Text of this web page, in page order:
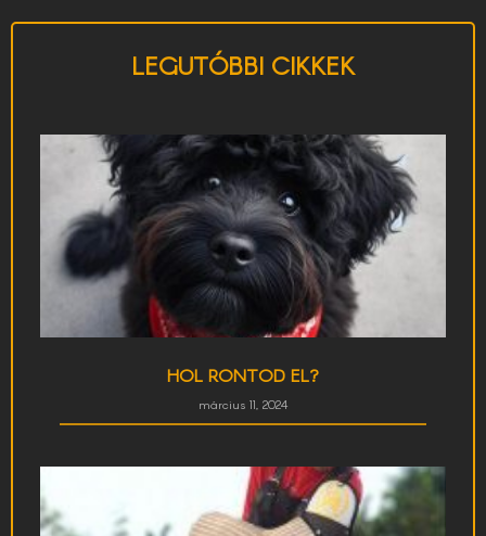
LEGUTÓBBI CIKKEK
HOL RONTOD EL?
március 11, 2024